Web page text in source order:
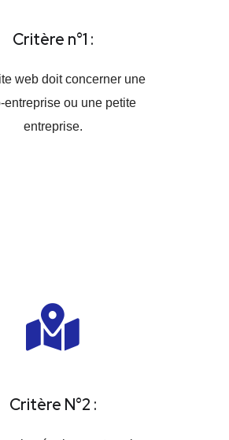
Critère n°1 :
web doit concerner une
entreprise ou une petite
entreprise.
Critère N°2 :